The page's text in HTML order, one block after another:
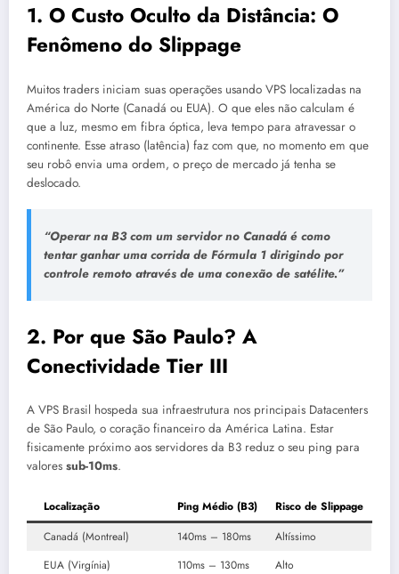
1. O Custo Oculto da Distância: O
Fenômeno do Slippage
Muitos traders iniciam suas operações usando VPS localizadas na
América do Norte (Canadá ou EUA). O que eles não calculam é
que a luz, mesmo em fibra óptica, leva tempo para atravessar o
continente. Esse atraso (latência) faz com que, no momento em que
seu robô envia uma ordem, o preço de mercado já tenha se
deslocado.
“Operar na B3 com um servidor no Canadá é como
tentar ganhar uma corrida de Fórmula 1 dirigindo por
controle remoto através de uma conexão de satélite.”
2. Por que São Paulo? A
Conectividade Tier III
A VPS Brasil hospeda sua infraestrutura nos principais Datacenters
de São Paulo, o coração financeiro da América Latina. Estar
fisicamente próximo aos servidores da B3 reduz o seu ping para
valores sub-10ms.
Localização Ping Médio (B3)
Risco de Slippage
Canadá (Montreal)
140ms – 180ms
Altíssimo
EUA (Virgínia)
110ms – 130ms
Alto